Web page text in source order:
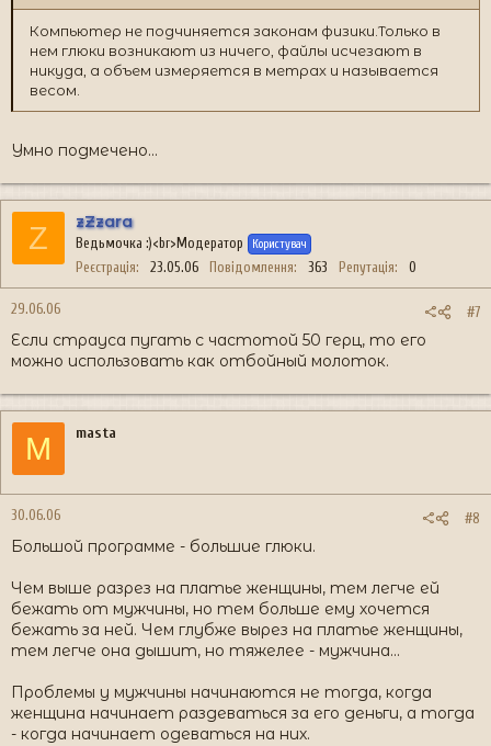
Компьютер не подчиняется законам физики.Только в
нем глюки возникают из ничего, файлы исчезают в
никуда, а объем измеряется в метрах и называется
весом.
Умно подмечено...
Z zZzara
Ведьмочка :)<br>Модератор Користувач
Реєстрація 23.05.06 Повідомлення 363 Репутація 0
29.06.06 #7
Если страуса пугать с частотой 50 герц, то его
можно использовать как отбойный молоток.
M masta
30.06.06 #8
Большой программе - большие глюки.
Чем выше разрез на платье женщины, тем легче ей
бежать от мужчины, но тем больше ему хочется
бежать за ней. Чем глубже вырез на платье женщины,
тем легче она дышит, но тяжелее - мужчина...
Проблемы у мужчины начинаются не тогда, когда
женщина начинает раздеваться за его деньги, а тогда
- когда начинает одеваться на них.